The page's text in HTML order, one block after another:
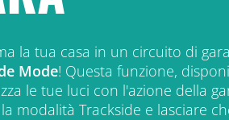
la tua casa in un circuito di
Mode! Questa funzione,
le tue luci con l'azione della
modalità Trackside e lasciare